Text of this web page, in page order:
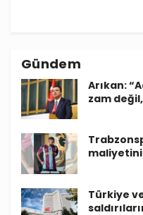
Gündem
Arıkan:
zam
maliyetini
Türkiye